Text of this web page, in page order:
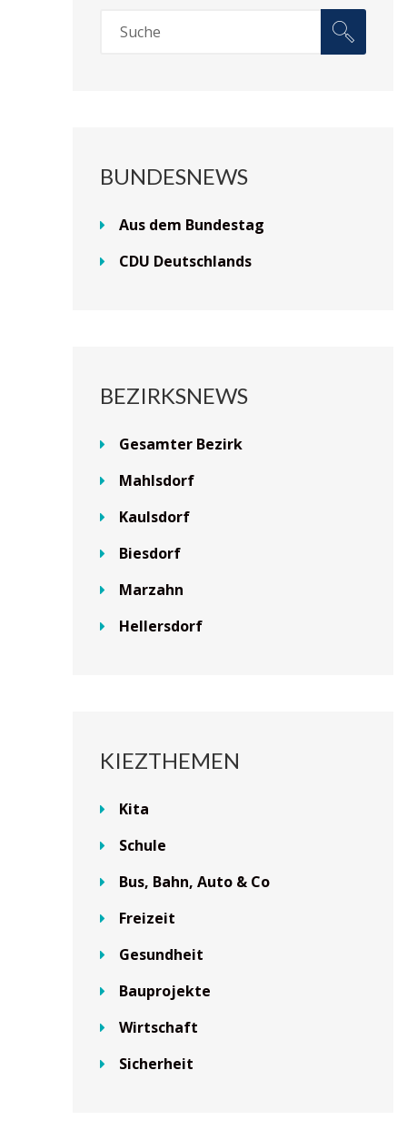
BUNDESNEWS
Aus dem Bundestag
CDU Deutschlands
BEZIRKSNEWS
Gesamter Bezirk
Mahlsdorf
Kaulsdorf
Biesdorf
Marzahn
Hellersdorf
KIEZTHEMEN
Kita
Schule
Bus, Bahn, Auto & Co
Freizeit
Gesundheit
Bauprojekte
Wirtschaft
Sicherheit